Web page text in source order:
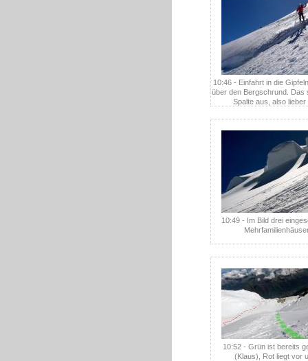
10:46 - Einfahrt in die
über den Bergschrund. Das
Spalte aus, also lieber
10:49 - Im Bild drei
10:52 - Grün ist bereits
(Klaus), Rot liegt vor